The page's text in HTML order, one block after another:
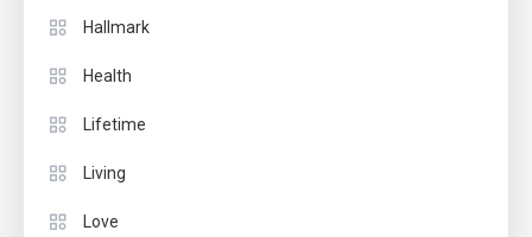
Hallmark
Health
Lifetime
Living
Love